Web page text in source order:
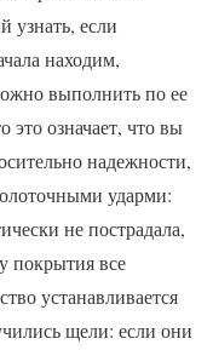
узнать, если
находим,
выполнить по ее
это означает, что вы
надежности,
ударми:
не пострадала,
покрытия все
устанавливается
щели: если они